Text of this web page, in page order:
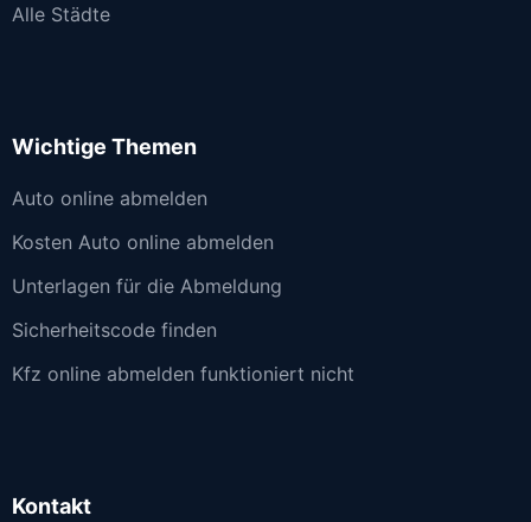
Alle Städte
Wichtige Themen
Auto online abmelden
Kosten Auto online abmelden
Unterlagen für die Abmeldung
Sicherheitscode finden
Kfz online abmelden funktioniert nicht
Kontakt